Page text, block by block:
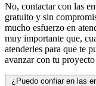
No, contactar con las
gratuito y sin
mucho esfuerzo en
muy importante que,
atenderles para que te
avanzar con tu
¿Puedo confiar en las